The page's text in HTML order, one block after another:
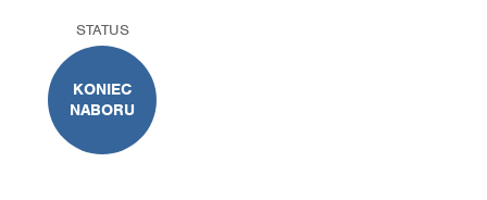
STATUS
KONIEC
NABORU